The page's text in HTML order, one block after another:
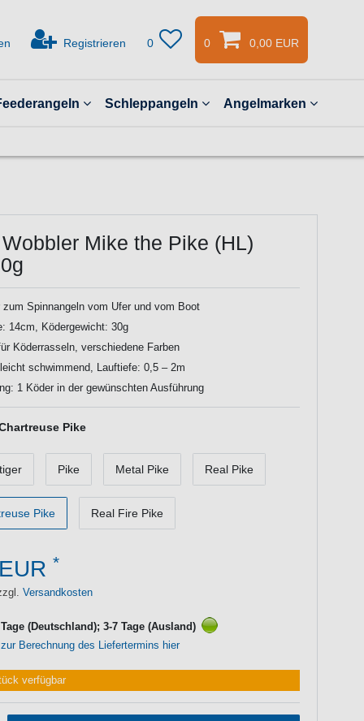
Registrieren 0 0 0,00 EUR
Schleppangeln Angelmarken
Mike the Pike (HL)
zum Spinnangeln vom Ufer und vom Boot
14cm, Ködergewicht: 30g
Köderrasseln, verschiedene Farben
schwimmend, Lauftiefe: 0,5 – 2m
1 Köder in der gewünschten Ausführung
Pike
Pike Metal Pike Real Pike
Pike Real Fire Pike
*
Versandkosten
(Deutschland); 3-7 Tage (Ausland)
Berechnung des Liefertermins hier
verfügbar